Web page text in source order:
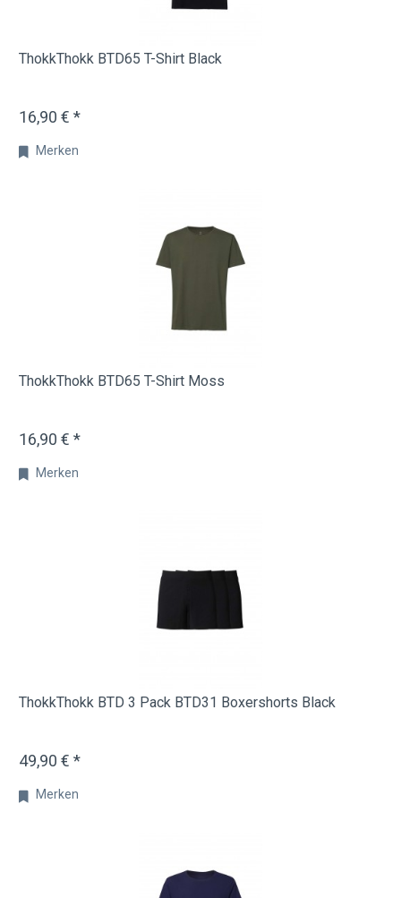
ThokkThokk BTD65 T-Shirt Black
16,90 € *
Merken
ThokkThokk BTD65 T-Shirt Moss
16,90 € *
Merken
ThokkThokk BTD 3 Pack BTD31 Boxershorts Black
49,90 € *
Merken